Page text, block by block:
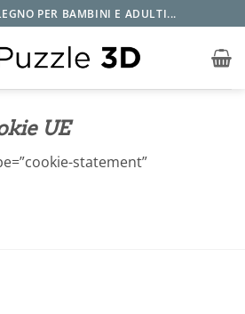
PER BAMBINI E ADULTI...
UE
statement”